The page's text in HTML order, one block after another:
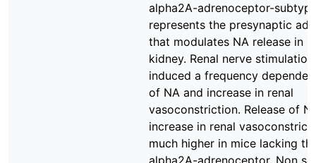
alpha2A-adrenoceptor-
represents the presynaptic
that modulates NA release in
kidney. Renal nerve stimulation
induced a frequency
of NA and increase in renal
vasoconstriction. Release of
increase in renal
much higher in mice lacking
alpha2A-adrenoceptor. Non